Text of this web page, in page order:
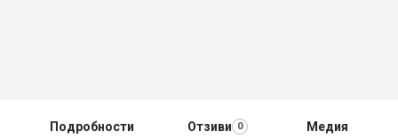
Подробности Отзиви 0 Медия